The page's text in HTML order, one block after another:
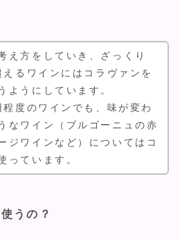
え方をしていき、ざっくり
るワインにはコラヴァンを
ようにしています。
度のワインでも、味が変わ
なワイン（ブルゴーニュの赤
ジワインなど）についてはコ
っています。
うの？